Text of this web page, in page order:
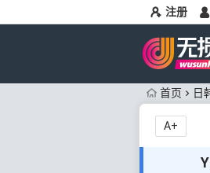
注册
首页 日
A+